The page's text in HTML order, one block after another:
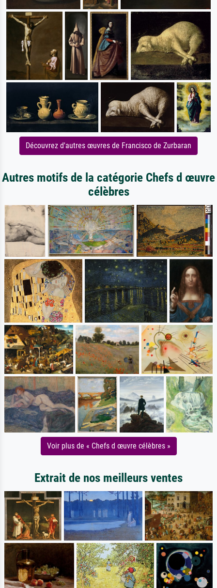
Découvrez d'autres œuvres de Francisco de Zurbaran
Autres motifs de la catégorie Chefs d œuvre
célèbres
Voir plus de « Chefs d œuvre célèbres »
Extrait de nos meilleurs ventes